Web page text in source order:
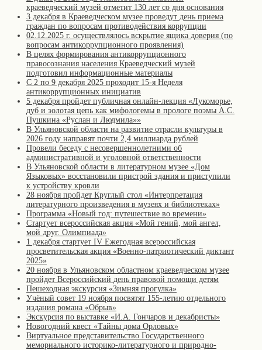
краеведческий музей отметит 130 лет со дня основания
3 декабря в Краеведческом музее проведут день приема
граждан по вопросам противодействия коррупции
02.12.2025 г. осуществлялось вскрытие ящика доверия (по
вопросам антикоррупционного проявления)
В целях формирования антикоррупционного
правосознания населения Краеведческий музей
подготовил информационные материалы
С 2 по 9 декабря 2025 проходит 15-я Неделя
антикоррупционных инициатив
5 декабря пройдет публичная онлайн-лекция «Лукоморье,
дуб и золотая цепь как мифологемы в прологе поэмы А.С.
Пушкина «Руслан и Людмила»»
В Ульяновской области на развитие отрасли культуры в
2026 году направят почти 2,4 миллиарда рублей
Провели беседу с несовершеннолетними об
административной и уголовной ответственности
В Ульяновской области в литературном музее «Дом
Языковых» восстановили пристрой здания и приступили
к устройству кровли
28 ноября пройдет Круглый стол «Интерпретация
литературного произведения в музеях и библиотеках»
Программа «Новый год: путешествие во времени»
Стартует всероссийская акция «Мой гений, мой ангел,
мой друг. Олимпиада»
1 декабря стартует IV Ежегодная всероссийская
просветительская акция «Военно-патриотический диктант
2025»
20 ноября в Ульяновском областном краеведческом музее
пройдет Всероссийский день правовой помощи детям
Пешеходная экскурсия «Зимняя прогулка»
Учёный совет 19 ноября посвятят 155-летию отдельного
издания романа «Обрыв»
Экскурсия по выставке «И.А. Гончаров и декабристы»
Новогодний квест «Тайны дома Орловых»
Виртуальное представительство Государственного
мемориального историко-литературного и природно-